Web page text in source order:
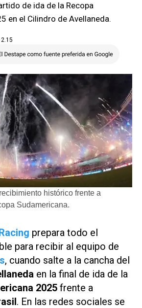
de ida de la Recopa
en el Cilindro de Avellaneda.
histórico frente a
Sudamericana.
prepara todo el
para recibir al equipo de
, cuando salte a la cancha del
en la final de ida de la
2025 frente a
. En las redes sociales se